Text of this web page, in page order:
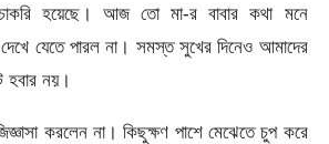
হয়েছে। আজ তো মা-র বাবার কথা মনে
যেতে পারল না। সমস্ত সুখের দিনেও আমাদের
হবার নয়।
করলেন না। কিছুক্ষণ পাশে মেঝেতে চুপ করে